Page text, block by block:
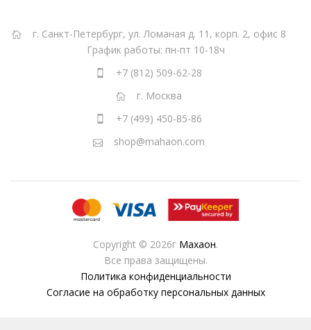
г. Санкт-Петербург, ул. Ломаная д. 11, корп. 2, офис 8
График работы: пн-пт 10-18ч
+7 (812) 509-62-28
г. Москва
+7 (499) 450-85-86
shop@mahaon.com
Copyright © 2026г Махаон.
Все права защищены.
Политика конфиденциальности
Согласие на обработку персональных данных